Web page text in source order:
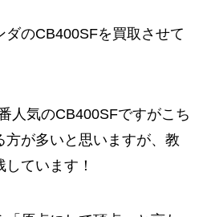
のCB400SFを買取させて
人気のCB400SFですがこち
方が多いと思いますが、教
ています！